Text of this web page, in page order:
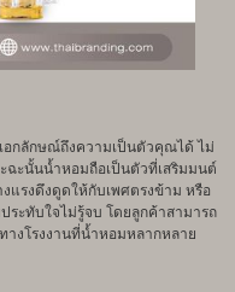
อกลักษณ์ถึงความเป็นตัวคุณได้ ไม่
ฉะนั้นน้ำหอมถือเป็นตัวที่เสริมมนต์
แรงดึงดูดให้กับเพศตรงข้าม หรือ
ระทับใจไม่รู้จบ โดยลูกค้าสามารถ
งโรงงานที่น้ำหอมหลากหลาย